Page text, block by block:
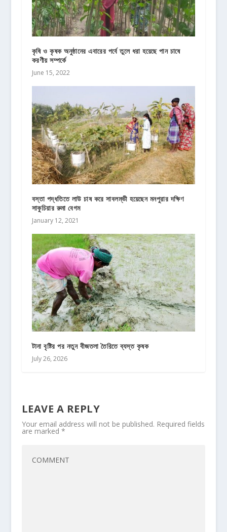
কৃষি ও কৃষক অনুষ্ঠানের এবারের পর্বে তুলে ধরা হয়েছে পান চাষে
করণীয় সম্পর্কে
June 15, 2022
বস্তা পদ্ধতিতে লাউ চাষ করে সাবলম্ভী হয়েছেন মনপুরার দক্ষিণ
সাকুচিয়ার রুমা বেগম
January 12, 2021
টানা বৃষ্টির পর নতুন বীজতলা তৈরিতে ব্যস্ত কৃষক
July 26, 2026
LEAVE A REPLY
Your email address will not be published. Required fields
are marked *